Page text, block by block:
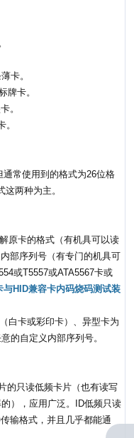
卡。
卡。
。
常使用到的格式为26位格
两种为主。
卡的格式（有机具可以读
部序列号（有专门的机具可
或T5557或ATA5567卡或
与HID兼容卡内码烧码测试装
卡或彩印卡）、异型卡为
的自定义内部序列号。
只读低频卡片（也有读写
），应用广泛。ID低频只读
输格式，并且几乎都能通